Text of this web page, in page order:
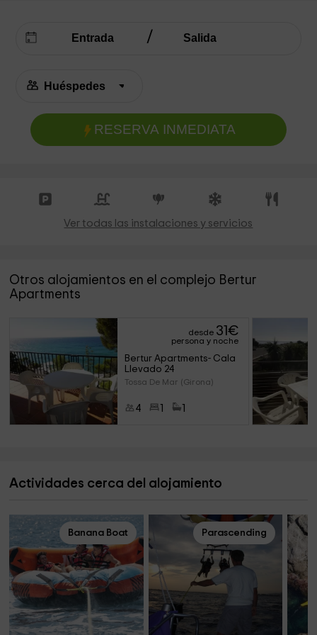
RESERVA INMEDIATA
Ver todas las instalaciones y servicios
Otros alojamientos en el complejo Bertur
Apartments
desde 31€
persona y noche
Bertur Apartments- Cala
Llevado 24
Tossa De Mar (Girona)
4
Actividades cerca del alojamiento
Banana Boat Parascending